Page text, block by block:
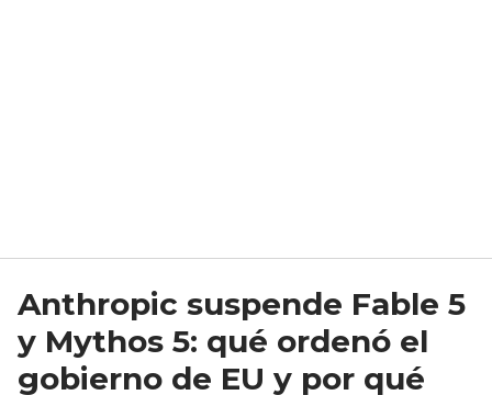
Anthropic suspende Fable 5
y Mythos 5: qué ordenó el
gobierno de EU y por qué